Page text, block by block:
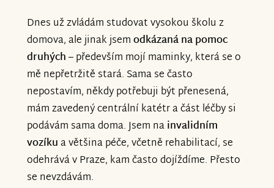
Dnes už zvládám studovat vysokou školu z
domova, ale jinak jsemodkázaná na pomoc
druhých– především mojí maminky, která se o
mě nepřetržitě stará. Sama se často
nepostavím, někdy potřebuji být přenesená,
mám zavedený centrální katétr a část léčby si
podávám sama doma. Jsem nainvalidním
vozíkua většina péče, včetně rehabilitací, se
odehrává v Praze, kam často dojíždíme. Přesto
se nevzdávám.